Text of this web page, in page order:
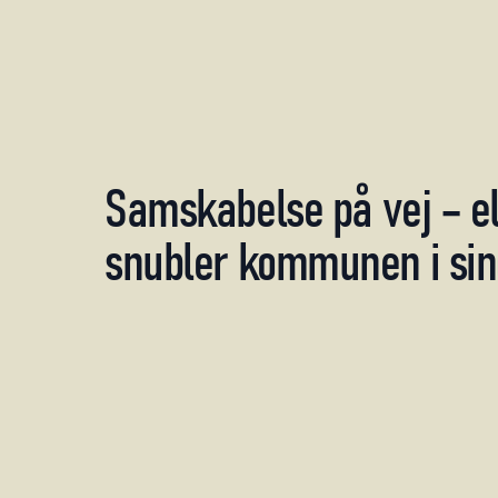
Samskabelsepåvej–
snublerkommuneni